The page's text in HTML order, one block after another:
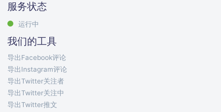
服务状态
运行中
我们的工具
导出Facebook评论
导出Instagram评论
导出Twitter关注者
导出Twitter关注中
导出Twitter推文